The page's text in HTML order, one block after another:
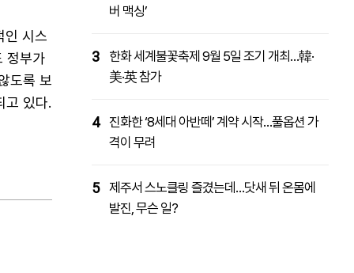
인 시스
정부가
도록 보
고 있다.
버 맥싱’
3
한화 세계불꽃축제 9월 5일 조기 개최…韓·
美·英 참가
4 진화한 ‘8세대 아반떼’ 계약 시작…풀옵션 가
격이 무려
5 제주서 스노클링 즐겼는데…닷새 뒤 온몸에
발진, 무슨 일?